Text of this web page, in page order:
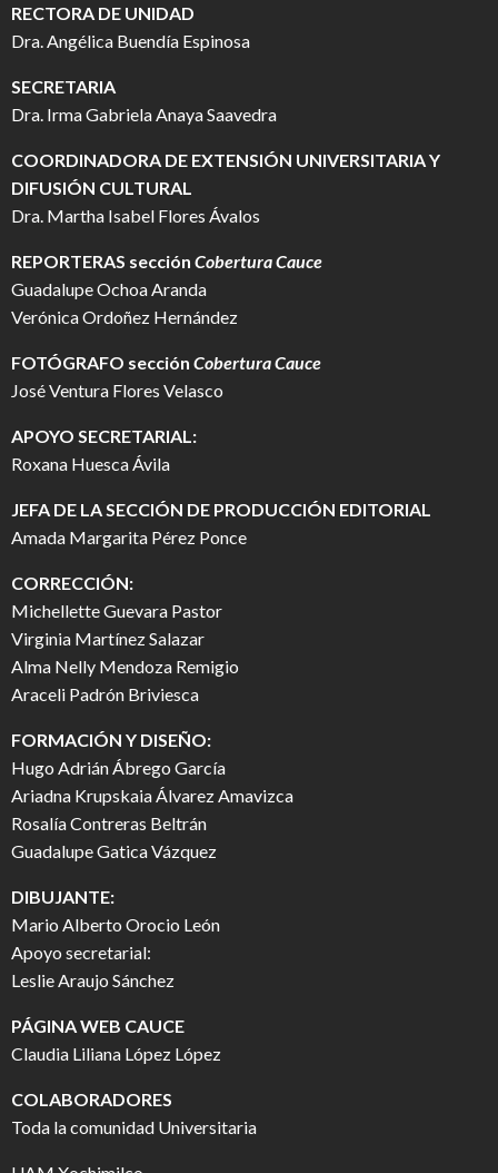
RECTORA DE UNIDAD
Dra. Angélica Buendía Espinosa
SECRETARIA
Dra. Irma Gabriela Anaya Saavedra
COORDINADORA DE EXTENSIÓN UNIVERSITARIA Y
DIFUSIÓN CULTURAL
Dra. Martha Isabel Flores Ávalos
REPORTERAS sección Cobertura Cauce
Guadalupe Ochoa Aranda
Verónica Ordoñez Hernández
FOTÓGRAFO sección Cobertura Cauce
José Ventura Flores Velasco
APOYO SECRETARIAL:
Roxana Huesca Ávila
JEFA DE LA SECCIÓN DE PRODUCCIÓN EDITORIAL
Amada Margarita Pérez Ponce
CORRECCIÓN:
Michellette Guevara Pastor
Virginia Martínez Salazar
Alma Nelly Mendoza Remigio
Araceli Padrón Briviesca
FORMACIÓN Y DISEÑO:
Hugo Adrián Ábrego García
Ariadna Krupskaia Álvarez Amavizca
Rosalía Contreras Beltrán
Guadalupe Gatica Vázquez
DIBUJANTE:
Mario Alberto Orocio León
Apoyo secretarial:
Leslie Araujo Sánchez
PÁGINA WEB CAUCE
Claudia Liliana López López
COLABORADORES
Toda la comunidad Universitaria